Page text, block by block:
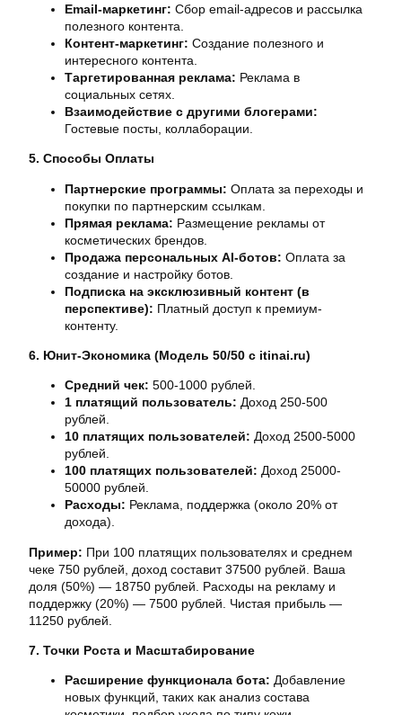
Email-маркетинг: Сбор email-адресов и рассылка
полезного контента.
Контент-маркетинг: Создание полезного и
интересного контента.
Таргетированная реклама: Реклама в
социальных сетях.
Взаимодействие с другими блогерами:
Гостевые посты, коллаборации.
5. Способы Оплаты
Партнерские программы: Оплата за переходы и
покупки по партнерским ссылкам.
Прямая реклама: Размещение рекламы от
косметических брендов.
Продажа персональных AI-ботов: Оплата за
создание и настройку ботов.
Подписка на эксклюзивный контент (в
перспективе): Платный доступ к премиум-
контенту.
6. Юнит-Экономика (Модель 50/50 с itinai.ru)
Средний чек: 500-1000 рублей.
1 платящий пользователь: Доход 250-500
рублей.
10 платящих пользователей: Доход 2500-5000
рублей.
100 платящих пользователей: Доход 25000-
50000 рублей.
Расходы: Реклама, поддержка (около 20% от
дохода).
Пример: При 100 платящих пользователях и среднем
чеке 750 рублей, доход составит 37500 рублей. Ваша
доля (50%) — 18750 рублей. Расходы на рекламу и
поддержку (20%) — 7500 рублей. Чистая прибыль —
11250 рублей.
7. Точки Роста и Масштабирование
Расширение функционала бота: Добавление
новых функций, таких как анализ состава